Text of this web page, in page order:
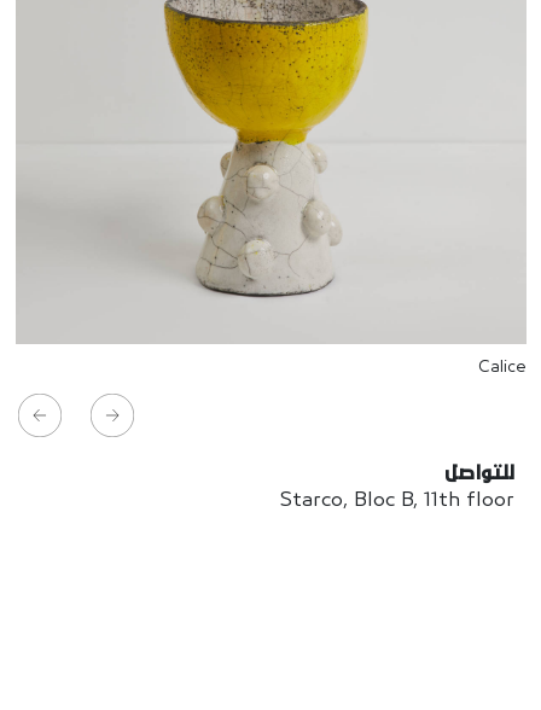
Calice
للتواصل
Starco, Bloc B, 11th floor